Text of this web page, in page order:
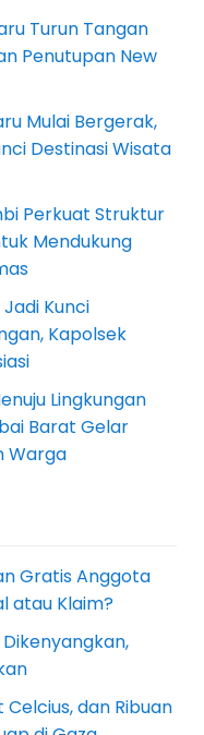
Turun Tangan
Penutupan New
Mulai Bergerak,
Destinasi Wisata
Perkuat Struktur
Mendukung
Kunci
Kapolsek
Lingkungan
Barat Gelar
Warga
Gratis Anggota
atau Klaim?
dan Ribuan